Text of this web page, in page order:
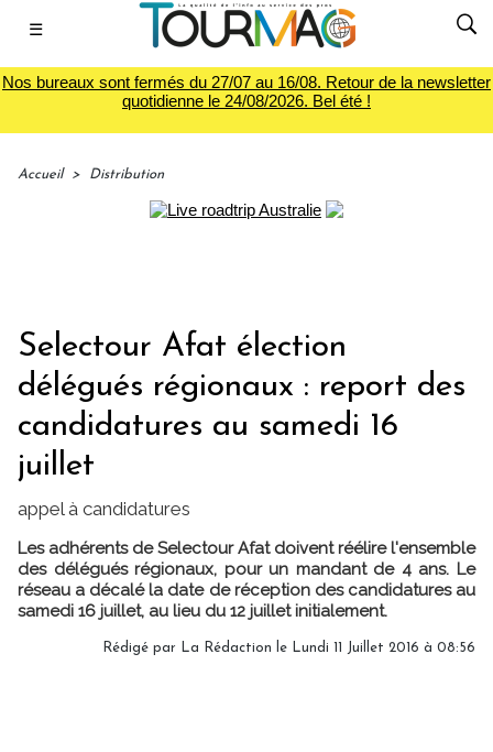
☰
Nos bureaux sont fermés du 27/07 au 16/08. Retour de la newsletter
quotidienne le 24/08/2026. Bel été !
Accueil > Distribution
Selectour Afat élection
délégués régionaux : report des
candidatures au samedi 16
juillet
appel à candidatures
Les adhérents de Selectour Afat doivent réélire l'ensemble
des délégués régionaux, pour un mandant de 4 ans. Le
réseau a décalé la date de réception des candidatures au
samedi 16 juillet, au lieu du 12 juillet initialement.
Rédigé par La Rédaction le Lundi 11 Juillet 2016 à 08:56